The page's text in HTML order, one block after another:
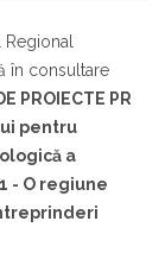
în consultare
PROIECTE PR
pentru
a
- O regiune